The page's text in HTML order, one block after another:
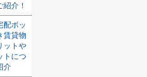
紹介！
配ボッ
賃貸物
ットや
トにつ
介